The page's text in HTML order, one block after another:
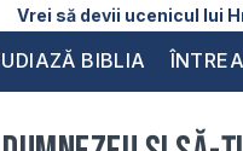
Vrei să devii ucenicul lui
BIBLIA